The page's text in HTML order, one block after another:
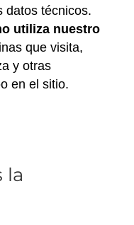
datos técnicos.
utiliza nuestro
que visita,
y otras
en el sitio.
la